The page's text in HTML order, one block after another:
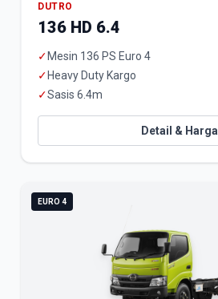
DUTRO
136 HD 6.4
✓ Mesin 136 PS Euro 4
✓ Heavy Duty Kargo
✓Sasis 6.4m
Detail & Harga
EURO 4